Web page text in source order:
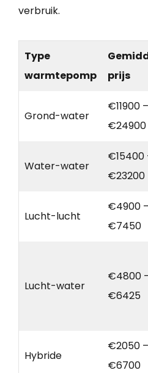
verbruik.
Type
warmtepomp
prijs
Grond-water
€11900 –
€24900
Water-water
€15400
€23200
Lucht-lucht
€4900 –
€7450
Lucht-water
€4800
€6425
Hybride
€2050 –
€6700